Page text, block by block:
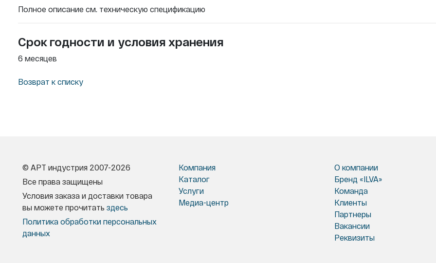
Полное описание см. техническую спецификацию
Срок годности и условия хранения
6 месяцев
Возврат к списку
© АРТ индустрия 2007-2026
Все права защищены
Условия заказа и доставки товара
вы можете прочитать здесь
Политика обработки персональных
данных
О компании
Бренд «ILVA»
Команда
Клиенты
Партнеры
Вакансии
Реквизиты
Компания
Каталог
Услуги
Медиа-центр